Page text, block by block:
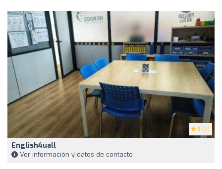
5 (6)
English4uall
Ver información y datos de contacto